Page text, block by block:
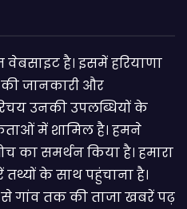
है। इसमें हरियाणा
की जानकारी और
उनकी उपलब्धियों के
में शामिल है। हमने
का समर्थन किया है। हमारा
के साथ पहुंचाना है।
गांव तक की ताजा खबरें पढ़